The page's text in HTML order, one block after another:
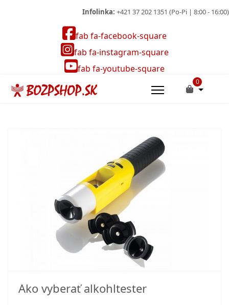
Infolinka: +421 37 202 1351 (Po-Pi | 8:00 - 16:00)
fab fa-facebook-square
fab fa-instagram-square
fab fa-youtube-square
0
Ako vyberať alkohltester